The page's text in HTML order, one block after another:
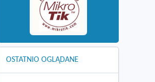
OSTATNIO OGLĄDANE